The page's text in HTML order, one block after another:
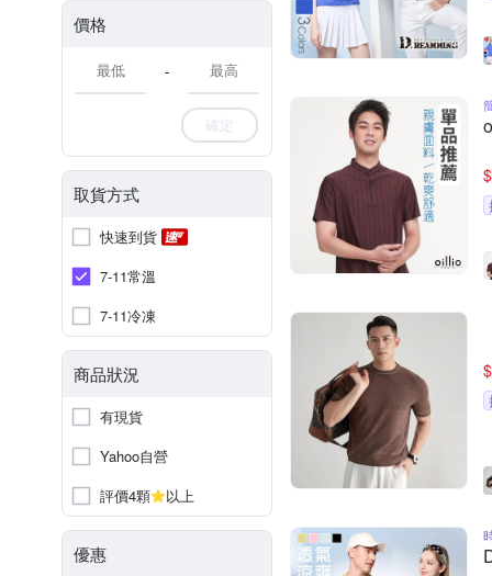
價格
-
確定
取貨方式
快速到貨
7-11常溫
7-11冷凍
商品狀況
有現貨
Yahoo自營
評價4顆
以上
優惠
$
$